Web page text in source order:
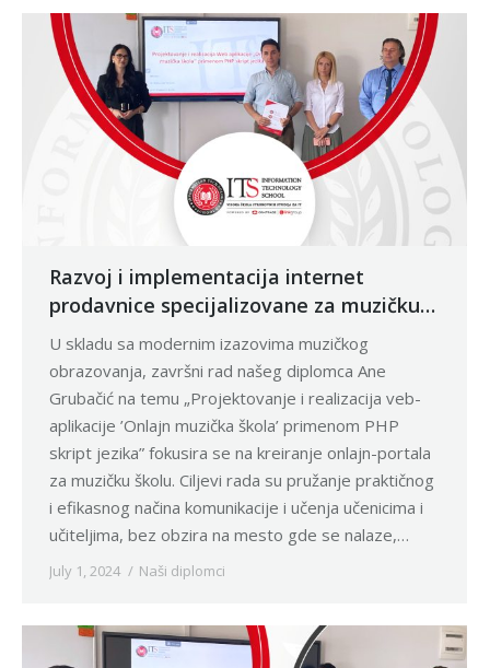
Razvoj i implementacija internet
prodavnice specijalizovane za muzičku
školu
U skladu sa modernim izazovima muzičkog
obrazovanja, završni rad našeg diplomca Ane
Grubačić na temu „Projektovanje i realizacija veb-
aplikacije ’Onlajn muzička škola’ primenom PHP
skript jezika” fokusira se na kreiranje onlajn-portala
za muzičku školu. Ciljevi rada su pružanje praktičnog
i efikasnog načina komunikacije i učenja učenicima i
učiteljima, bez obzira na mesto gde se nalaze,…
July 1, 2024 Naši diplomci